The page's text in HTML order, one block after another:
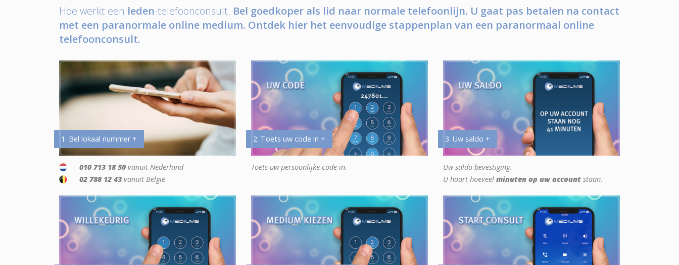
Hoe werkt een leden-telefoonconsult. Bel goedkoper als lid naar normale telefoonlijn. U gaat pas betalen na contact
met een paranormale online medium. Ontdek hier het eenvoudige stappenplan van een paranormaal online
telefoonconsult.
1. Bel lokaal nummer +
010 713 18 50 vanuit Nederland
02 788 12 43 vanuit België
2. Toets uw code in +
Toets uw persoonlijke code in.
3. Uw saldo +
Uw saldo bevestiging.
U hoort hoeveel minuten op uw account staan.